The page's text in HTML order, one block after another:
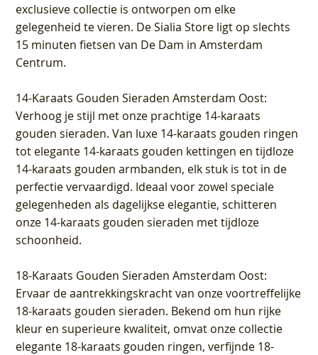
exclusieve collectie is ontworpen om elke
gelegenheid te vieren. De Sialia Store ligt op slechts
15 minuten fietsen van De Dam in Amsterdam
Centrum.
14-Karaats Gouden Sieraden Amsterdam Oost:
Verhoog je stijl met onze prachtige 14-karaats
gouden sieraden. Van luxe 14-karaats gouden ringen
tot elegante 14-karaats gouden kettingen en tijdloze
14-karaats gouden armbanden, elk stuk is tot in de
perfectie vervaardigd. Ideaal voor zowel speciale
gelegenheden als dagelijkse elegantie, schitteren
onze 14-karaats gouden sieraden met tijdloze
schoonheid.
18-Karaats Gouden Sieraden Amsterdam Oost:
Ervaar de aantrekkingskracht van onze voortreffelijke
18-karaats gouden sieraden. Bekend om hun rijke
kleur en superieure kwaliteit, omvat onze collectie
elegante 18-karaats gouden ringen, verfijnde 18-